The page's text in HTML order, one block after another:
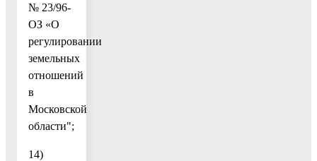
№ 23/96-
ОЗ «О
регулировании
земельных
отношений
в
Московской
области";
14)